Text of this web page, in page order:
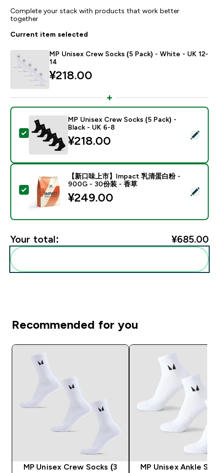
Complete your stack with products that work better
together
Current item selected
MP Unisex Crew Socks (5 Pack) - White - UK 12-
14
¥218.00‎
Select this product - MP Unisex Crew Socks (5 Pack)
MP Unisex Crew Socks (5 Pack) -
Black - UK 6-8
¥218.00‎
Select this product - 【新口味上市】Impact 乳清蛋
【新口味上市】Impact 乳清蛋白粉 -
900G - 30份装 - 香草
¥249.00‎
Your total: ¥685.00‎
Recommended for you
MP Unisex Crew Socks (3
MP Unisex Ankle